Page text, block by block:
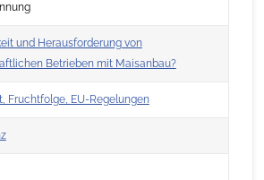
und Herausforderung von
Betrieben mit Maisanbau?
Fruchtfolge, EU-Regelungen